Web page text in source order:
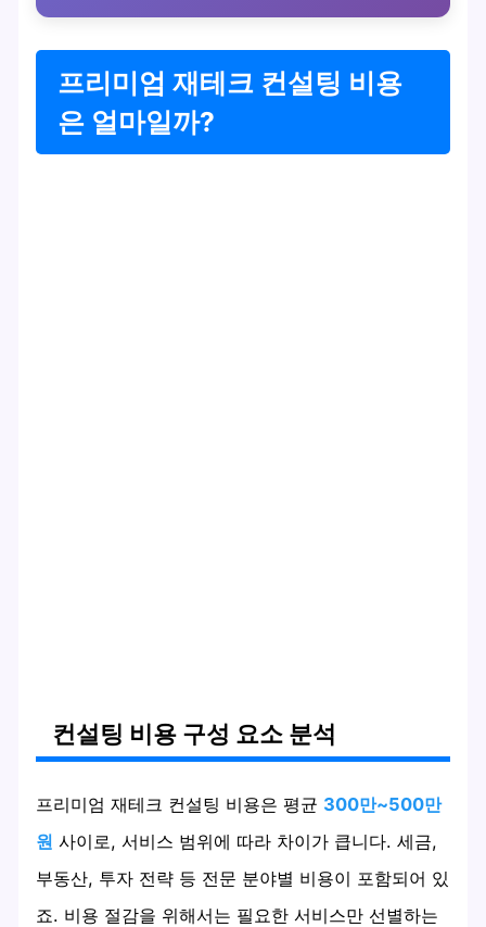
프리미엄 재테크 컨설팅 비용
은 얼마일까?
컨설팅 비용 구성 요소 분석
프리미엄 재테크 컨설팅 비용은 평균 300만~500만
원 사이로, 서비스 범위에 따라 차이가 큽니다. 세금,
부동산, 투자 전략 등 전문 분야별 비용이 포함되어 있
죠. 비용 절감을 위해서는 필요한 서비스만 선별하는